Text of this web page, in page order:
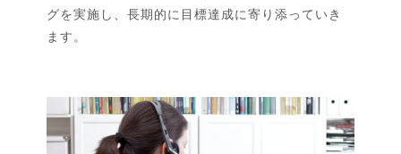
グを実施し、長期的に目標達成に寄り添っていき
ます。